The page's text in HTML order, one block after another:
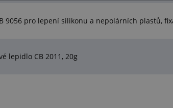
9056 pro lepení silikonu a nepolárních plastů,
lepidlo CB 2011, 20g